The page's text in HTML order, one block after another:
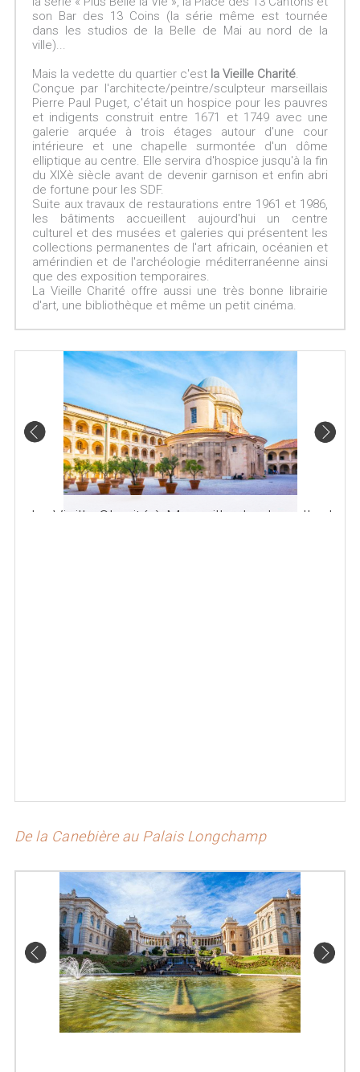
son Bar des 13 Coins (la série même est tournée
dans les studios de la Belle de Mai au nord de la
ville)...
Mais la vedette du quartier c'est la Vieille Charité.
Conçue par l'architecte/peintre/sculpteur marseillais
Pierre Paul Puget, c'était un hospice pour les pauvres
et indigents construit entre 1671 et 1749 avec une
galerie arquée à trois étages autour d'une cour
intérieure et une chapelle surmontée d'un dôme
elliptique au centre. Elle servira d'hospice jusqu'à la fin
du XIXè siècle avant de devenir garnison et enfin abri
de fortune pour les SDF.
Suite aux travaux de restaurations entre 1961 et 1986,
les bâtiments accueillent aujourd'hui un centre
culturel et des musées et galeries qui présentent les
collections permanentes de l'art africain, océanien et
amérindien et de l'archéologie méditerranéenne ainsi
que des exposition temporaires.
La Vieille Charité offre aussi une très bonne librairie
d'art, une bibliothèque et même un petit cinéma.
La Vieille Charité à Marseille : la chapelle de
De la Canebière au Palais Longchamp